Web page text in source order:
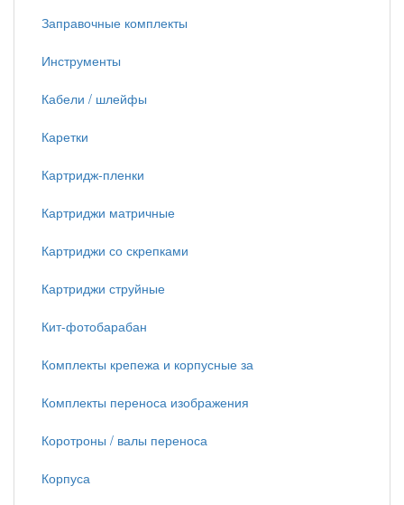
Заправочные комплекты
Инструменты
Кабели / шлейфы
Каретки
Картридж-пленки
Картриджи матричные
Картриджи со скрепками
Картриджи струйные
Кит-фотобарабан
Комплекты крепежа и корпусные за
Комплекты переноса изображения
Коротроны / валы переноса
Корпуса